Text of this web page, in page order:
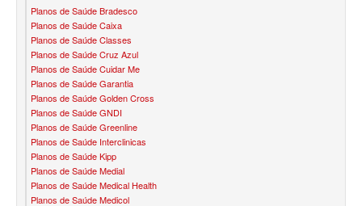
BIOVIDA PLANO DE SAÚDE FAMILIAR
CRUZ AZUL PLANO DE SAÚDE FAMILIAR
CUIDAR ME PLANO DE SAÚDE FAMILIAR
GNDI PLANO DE SAÚDE FAMILIAR
GARANTIA GS PLANO DE SAÚDE FAMILIAR
Planos de Saúde Bradesco
Planos de Saúde Caixa
Planos de Saúde Classes
Planos de Saúde Cruz Azul
Planos de Saúde Cuidar Me
Planos de Saúde Garantia
Planos de Saúde Golden Cross
Planos de Saúde GNDI
Planos de Saúde Greenline
Planos de Saúde Interclinicas
Planos de Saúde Kipp
Planos de Saúde Medial
Planos de Saúde Medical Health
Planos de Saúde Medicol